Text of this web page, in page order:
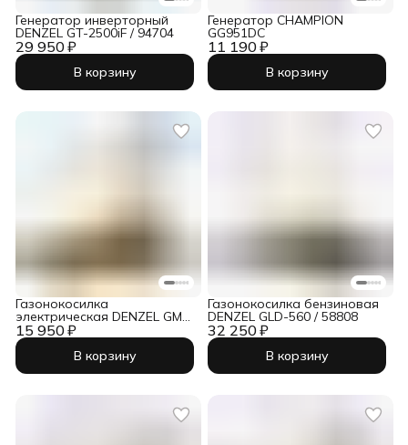
29 950 ₽
Генератор инверторный
DENZEL GT-2500iF / 94704
В корзину
11 190 ₽
Генератор CHAMPION
GG951DC
В корзину
15 950 ₽
Газонокосилка
электрическая DENZEL GM-
2000 / 96618
В корзину
32 250 ₽
Газонокосилка бензиновая
DENZEL GLD-560 / 58808
В корзину